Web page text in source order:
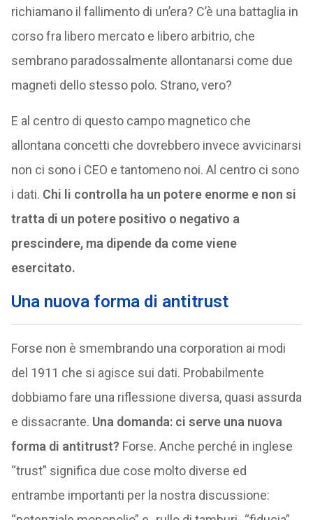
richiamano il fallimento di un’era? C’è una battaglia in
corso fra libero mercato e libero arbitrio, che
sembrano paradossalmente allontanarsi come due
magneti dello stesso polo. Strano, vero?
E al centro di questo campo magnetico che
allontana concetti che dovrebbero invece avvicinarsi
non ci sono i CEO e tantomeno noi. Al centro ci sono
i dati. Chi li controlla ha un potere enorme e non si
tratta di un potere positivo o negativo a
prescindere, ma dipende da come viene
esercitato.
Una nuova forma di antitrust
Forse non è smembrando una corporation ai modi
del 1911 che si agisce sui dati. Probabilmente
dobbiamo fare una riflessione diversa, quasi assurda
e dissacrante. Una domanda: ci serve una nuova
forma di antitrust? Forse. Anche perché in inglese
“trust” significa due cose molto diverse ed
entrambe importanti per la nostra discussione: